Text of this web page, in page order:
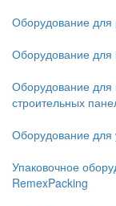
Оборудование для
Оборудование для
Оборудование для
строительных
Оборудование для
Упаковочное
RemexPacking